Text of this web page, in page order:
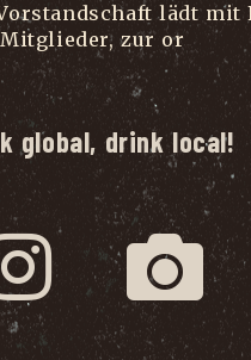
lädt mit
zur or ...
global, drink local!